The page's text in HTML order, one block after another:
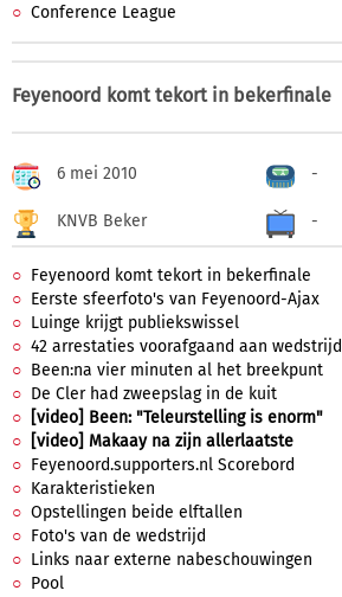
Conference League
Feyenoord komt tekort in bekerfinale
6 mei 2010 -
KNVB Beker -
Feyenoord komt tekort in bekerfinale
Eerste sfeerfoto's van Feyenoord-Ajax
Luinge krijgt publiekswissel
42 arrestaties voorafgaand aan wedstrijd
Been:na vier minuten al het breekpunt
De Cler had zweepslag in de kuit
[video] Been: "Teleurstelling is enorm"
[video] Makaay na zijn allerlaatste
Feyenoord.supporters.nl Scorebord
Karakteristieken
Opstellingen beide elftallen
Foto's van de wedstrijd
Links naar externe nabeschouwingen
Pool